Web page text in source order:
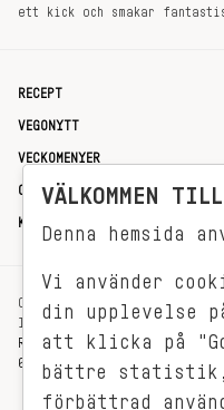
ett kick och smakar
RECEPT
VEGONYTT
VECKOMENYER
OM OSS
KONTAKT
OXENSTIERNSGATAN 33
114 27 STOCKHOLM
08-799 62 01
VÄLKOMMEN
Denna hemsida
Vi använder
din upplevelse
att klicka på
bättre
förbättrad